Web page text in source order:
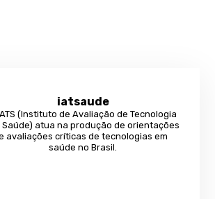
iatsaude
(Instituto de Avaliação de Tecnologia
Saúde) atua na produção de orientações
avaliações críticas de tecnologias em
saúde no Brasil.